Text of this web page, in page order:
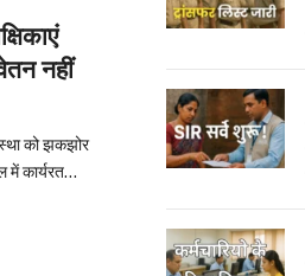
नहीं
को झकझोर
में कार्यरत…